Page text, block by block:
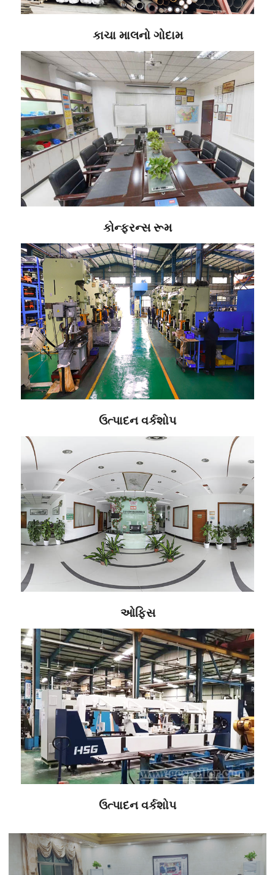
કાચા માલનો ગોદામ
કોન્ફરન્સ રૂમ
ઉત્પાદન વર્કશોપ
ઓફિસ
ઉત્પાદન વર્કશોપ